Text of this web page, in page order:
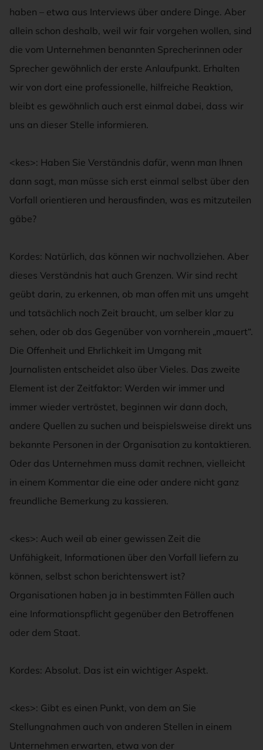
haben – etwa aus Interviews über andere Dinge. Aber
allein schon deshalb, weil wir fair vorgehen wollen, sind
die vom Unternehmen benannten Sprecherinnen oder
Sprecher gewöhnlich der erste Anlaufpunkt. Erhalten
wir von dort eine professionelle, hilfreiche Reaktion,
bleibt es gewöhnlich auch erst einmal dabei, dass wir
uns an dieser Stelle informieren.
<kes>: Haben Sie Verständnis dafür, wenn man Ihnen
dann sagt, man müsse sich erst einmal selbst über den
Vorfall orientieren und herausfinden, was es mitzuteilen
gäbe?
Kordes: Natürlich, das können wir nachvollziehen. Aber
dieses Verständnis hat auch Grenzen. Wir sind recht
geübt darin, zu erkennen, ob man offen mit uns umgeht
und tatsächlich noch Zeit braucht, um selber klar zu
sehen, oder ob das Gegenüber von vornherein „mauert“.
Die Offenheit und Ehrlichkeit im Umgang mit
Journalisten entscheidet also über Vieles. Das zweite
Element ist der Zeitfaktor: Werden wir immer und
immer wieder vertröstet, beginnen wir dann doch,
andere Quellen zu suchen und beispielsweise direkt uns
bekannte Personen in der Organisation zu kontaktieren.
Oder das Unternehmen muss damit rechnen, vielleicht
in einem Kommentar die eine oder andere nicht ganz
freundliche Bemerkung zu kassieren.
<kes>: Auch weil ab einer gewissen Zeit die
Unfähigkeit, Informationen über den Vorfall liefern zu
können, selbst schon berichtenswert ist?
Organisationen haben ja in bestimmten Fällen auch
eine Informationspflicht gegenüber den Betroffenen
oder dem Staat.
Kordes: Absolut. Das ist ein wichtiger Aspekt.
<kes>: Gibt es einen Punkt, von dem an Sie
Stellungnahmen auch von anderen Stellen in einem
Unternehmen erwarten, etwa von der